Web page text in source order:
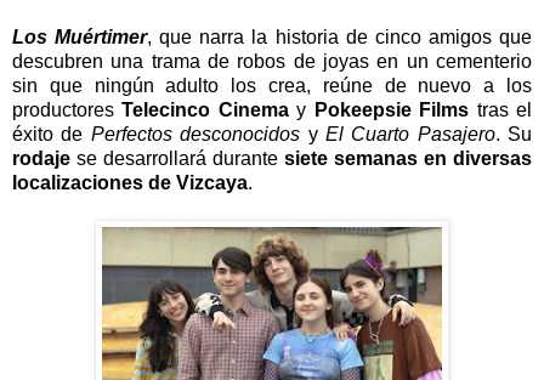
Los Muértimer, que narra la historia de cinco amigos que
descubren una trama de robos de joyas en un cementerio
sin que ningún adulto los crea, reúne de nuevo a los
productoresTelecinco Cinemay Pokeepsie Films tras el
éxito de Perfectos desconocidos y El Cuarto Pasajero. Su
rodaje se desarrollará durante siete semanas en diversas
localizaciones de Vizcaya.